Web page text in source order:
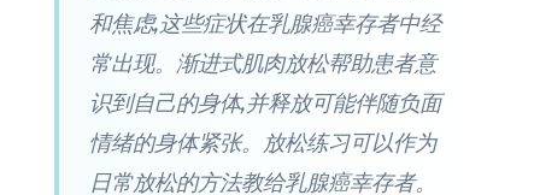
和焦虑,这些症状在乳腺癌幸存者中经
常出现。渐进式肌肉放松帮助患者意
识到自己的身体,并释放可能伴随负面
情绪的身体紧张。放松练习可以作为
日常放松的方法教给乳腺癌幸存者。